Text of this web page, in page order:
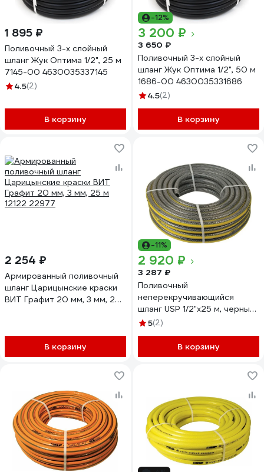
1 895 ₽
Поливочный 3-х слойный
шланг Жук Оптима 1/2", 25 м
7145-00 4630035337145
4.5(2)
В корзину
-12%
3 200 ₽
3 650 ₽
Поливочный 3-х слойный
шланг Жук Оптима 1/2", 50 м
1686-00 4630035331686
4.5(2)
В корзину
2 254 ₽
Армированный поливочный
шланг Царицынские краски
ВИТ Графит 20 мм, 3 мм, 25
В корзину
-11%
2 920 ₽
3 287 ₽
Поливочный
неперекручивающийся
шланг USP 1/2"x25 м, черный/
желтый 77284-16
5(2)
В корзину